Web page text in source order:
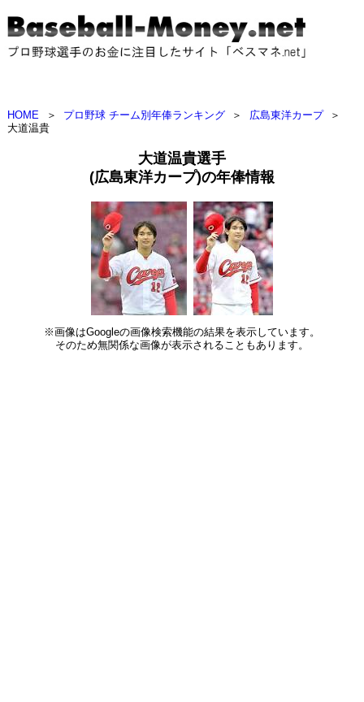
HOME ＞ プロ野球 チーム別年俸ランキング ＞ 広島東洋カープ
＞
大道温貴
大道温貴選手
(広島東洋カープ)の年俸情報
※画像はGoogleの画像検索機能の結果を表示しています。
そのため無関係な画像が表示されることもあります。